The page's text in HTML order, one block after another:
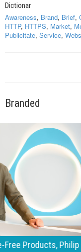
Dictionar
Awareness, Brand, Brief,
HTTP, HTTPS, Market,
Publicitate, Service,
Branded
140 de ani de
important „test al